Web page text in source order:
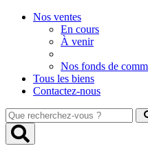
Nos ventes
En cours
À venir
Nos fonds de
Tous les biens
Contactez-nous
Que
recherchez-
vous